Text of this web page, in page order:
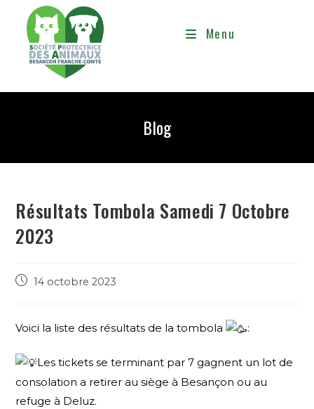
Menu
Blog
Résultats Tombola Samedi 7 Octobre
2023
14 octobre 2023
Voici la liste des résultats de la tombola :
Les tickets se terminant par 7 gagnent un lot de
consolation a retirer au siège à Besançon ou au
refuge à Deluz.